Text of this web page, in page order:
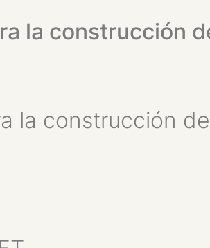
la construcción
la construcción